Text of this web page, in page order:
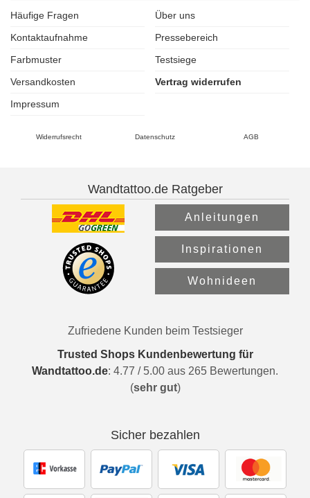
Häufige Fragen
Über uns
Kontaktaufnahme
Pressebereich
Farbmuster
Testsiege
Versandkosten
Vertrag widerrufen
Impressum
Widerrufsrecht Datenschutz AGB
Wandtattoo.de Ratgeber
Anleitungen
Inspirationen
Wohnideen
Zufriedene Kunden beim Testsieger
Trusted Shops Kundenbewertung für
Wandtattoo.de: 4.77 / 5.00 aus 265 Bewertungen.
(sehr gut)
Sicher bezahlen